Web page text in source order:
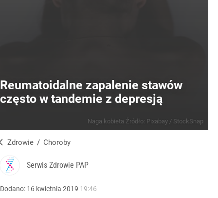
Reumatoidalne zapalenie stawów
często w tandemie z depresją
Naga kobieta Źródło: Pixabay / StockSnap
Zdrowie / Choroby
Serwis Zdrowie PAP
Dodano: 16 kwietnia 2019 19:46